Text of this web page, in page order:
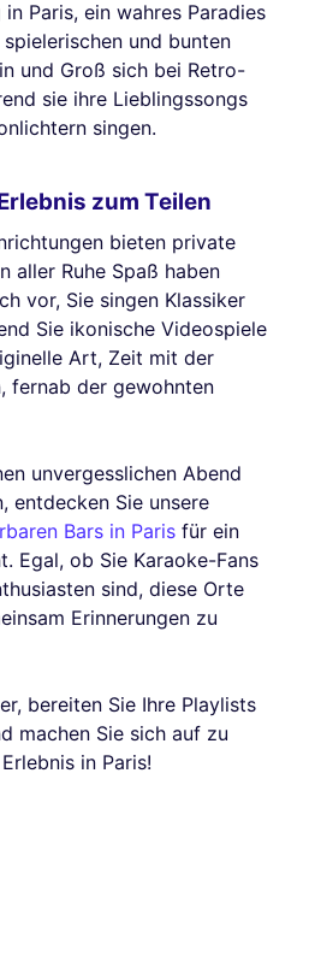
Paris, ein wahres Paradies
und bunten
und Groß sich bei Retro-
sie ihre Lieblingssongs
singen.
zum Teilen
bieten private
aller Ruhe Spaß haben
vor, Sie singen Klassiker
Sie ikonische Videospiele
Art, Zeit mit der
fernab der gewohnten
unvergesslichen Abend
entdecken Sie unsere
Bars in Paris für ein
Egal, ob Sie Karaoke-Fans
sind, diese Orte
Erinnerungen zu
bereiten Sie Ihre Playlists
machen Sie sich auf zu
in Paris!